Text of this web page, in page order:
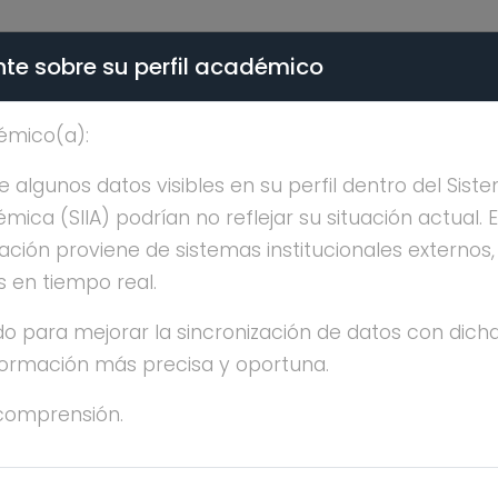
- PÚBLICO
MARIA GUTIERREZ
sobre su perfil académico
algunos datos visibles en su perfil dentro del
(SIIA) podrían no reflejar su situación actual.
proviene de sistemas institucionales
en tiempo real.
para mejorar la sincronización de datos con
más precisa y oportuna.